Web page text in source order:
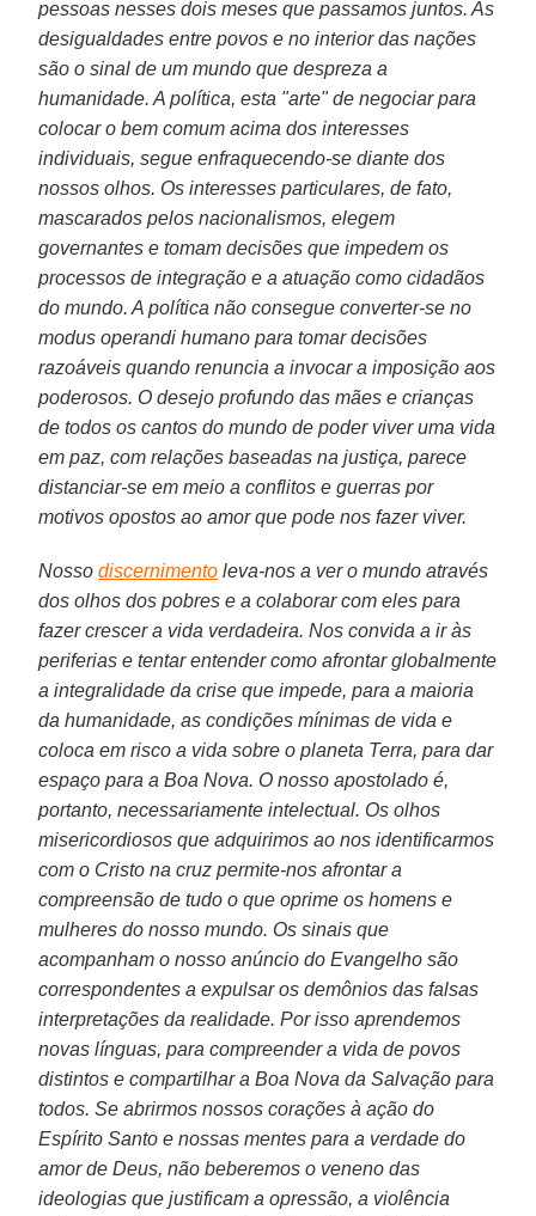
pessoas nesses dois meses que passamos juntos. As
desigualdades entre povos e no interior das nações
são o sinal de um mundo que despreza a
humanidade. A política, esta "arte" de negociar para
colocar o bem comum acima dos interesses
individuais, segue enfraquecendo-se diante dos
nossos olhos. Os interesses particulares, de fato,
mascarados pelos nacionalismos, elegem
governantes e tomam decisões que impedem os
processos de integração e a atuação como cidadãos
do mundo. A política não consegue converter-se no
modus operandi humano para tomar decisões
razoáveis quando renuncia a invocar a imposição aos
poderosos. O desejo profundo das mães e crianças
de todos os cantos do mundo de poder viver uma vida
em paz, com relações baseadas na justiça, parece
distanciar-se em meio a conflitos e guerras por
motivos opostos ao amor que pode nos fazer viver.
Nossodiscernimento leva-nos a ver o mundo através
dos olhos dos pobres e a colaborar com eles para
fazer crescer a vida verdadeira. Nos convida a ir às
periferias e tentar entender como afrontar globalmente
a integralidade da crise que impede, para a maioria
da humanidade, as condições mínimas de vida e
coloca em risco a vida sobre o planeta Terra, para dar
espaço para a Boa Nova. O nosso apostolado é,
portanto, necessariamente intelectual. Os olhos
misericordiosos que adquirimos ao nos identificarmos
com o Cristo na cruz permite-nos afrontar a
compreensão de tudo o que oprime os homens e
mulheres do nosso mundo. Os sinais que
acompanham o nosso anúncio do Evangelho são
correspondentes a expulsar os demônios das falsas
interpretações da realidade. Por isso aprendemos
novas línguas, para compreender a vida de povos
distintos e compartilhar a Boa Nova da Salvação para
todos. Se abrirmos nossos corações à ação do
Espírito Santo e nossas mentes para a verdade do
amor de Deus, não beberemos o veneno das
ideologias que justificam a opressão, a violência